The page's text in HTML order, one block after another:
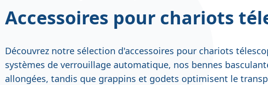
Accessoires pour chariots
Découvrez notre sélection d'accessoires pour chariots
systèmes de verrouillage automatique, nos bennes
allongées, tandis que grappins et godets optimisent le